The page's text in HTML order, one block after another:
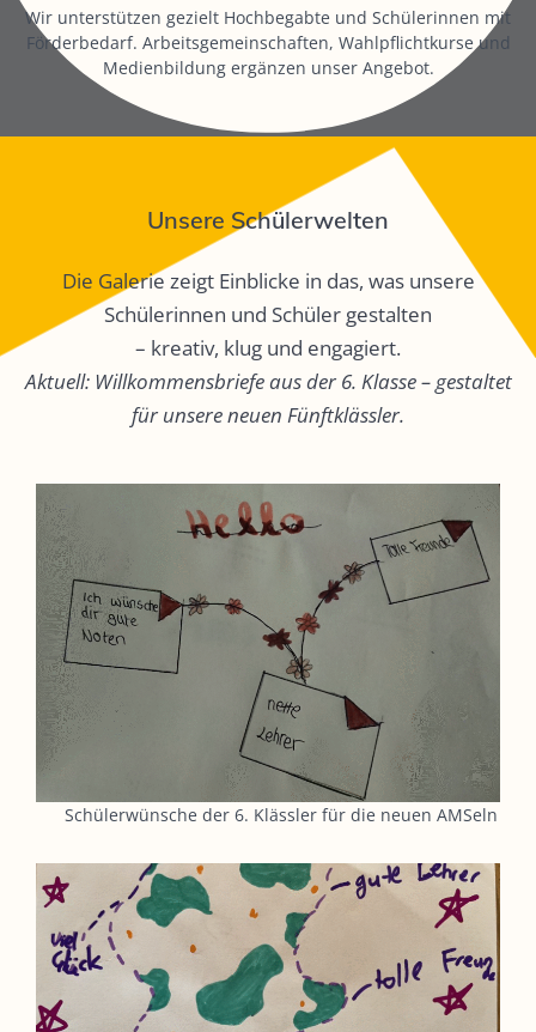
Wir unterstützen gezielt Hochbegabte und Schülerinnen mit
Förderbedarf. Arbeitsgemeinschaften, Wahlpflichtkurse und
Medienbildung ergänzen unser Angebot.
Unsere Schülerwelten
Die Galerie zeigt Einblicke in das, was unsere
Schülerinnen und Schüler gestalten
– kreativ, klug und engagiert.
Aktuell: Willkommensbriefe aus der 6. Klasse – gestaltet
für unsere neuen Fünftklässler.
Schülerwünsche der 6. Klässler für die neuen AMSeln